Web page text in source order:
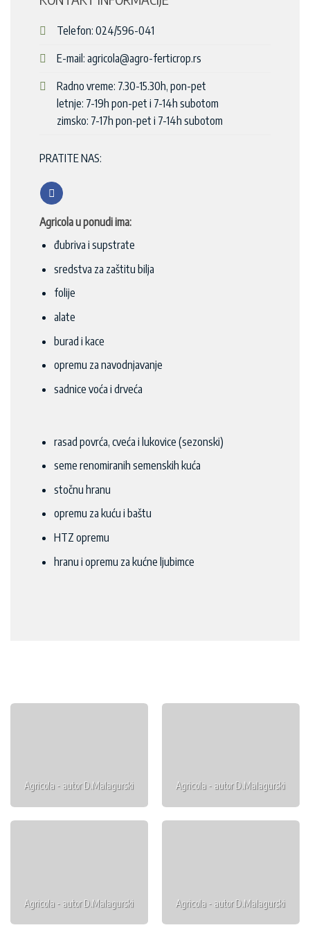
Telefon: 024/596-041
E-mail: agricola@agro-ferticrop.rs
Radno vreme: 7.30-15.30h, pon-pet
letnje: 7-19h pon-pet i 7-14h subotom
zimsko: 7-17h pon-pet i 7-14h subotom
PRATITE NAS:
Agricola u ponudi ima:
đubriva i supstrate
sredstva za zaštitu bilja
folije
alate
burad i kace
opremu za navodnjavanje
sadnice voća i drveća
rasad povrća, cveća i lukovice (sezonski)
seme renomiranih semenskih kuća
stočnu hranu
opremu za kuću i baštu
HTZ opremu
hranu i opremu za kućne ljubimce
Agricola - autor D.Malagurski Agricola - autor D.Malagurski
Agricola - autor D.Malagurski Agricola - autor D.Malagurski